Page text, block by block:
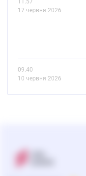
17 червня 2026
09.40
10 червня 2026